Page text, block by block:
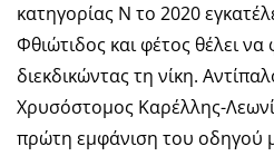
κατηγορίας Ν το 2020
Φθιώτιδος και φέτος θέλει
διεκδικώντας τη νίκη.
Χρυσόστομος Καρέλλης-
πρώτη εμφάνιση του οδηγού